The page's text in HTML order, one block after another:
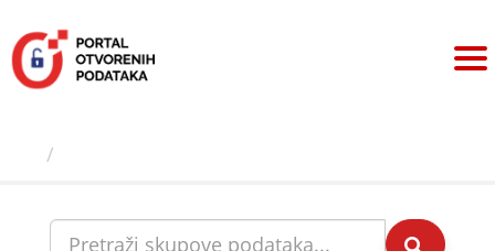
sadržaj